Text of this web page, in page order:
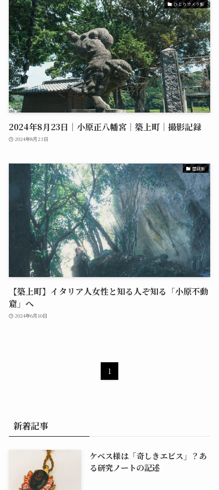
ひとりカメラ旅
2024年8月23日｜小原正八幡宮｜築上町｜撮影記録
2024年8月23日
歴謎旅
【築上町】イタリア人女性と知る人ぞ知る「小原不動
窟」へ
2024年6月10日
1
新着記事
ケベス様は「奇しきエビス」？あ
る研究ノートの記述